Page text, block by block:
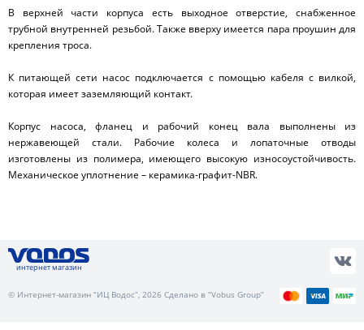
В верхней части корпуса есть выходное отверстие, снабженное
трубной внутренней резьбой. Также вверху имеется пара проушин для
крепления троса.
К питающей сети насос подключается с помощью кабеля с вилкой,
которая имеет заземляющий контакт.
Корпус насоса, фланец и рабочий конец вала выполнены из
нержавеющей стали. Рабочие колеса и лопаточные отводы
изготовлены из полимера, имеющего высокую износоустойчивость.
Механическое уплотнение – керамика-графит-NBR.
интернет магазин
© Интернет-магазин “ИЦ Водос”, 2026 Сделано в “Vobus Group”